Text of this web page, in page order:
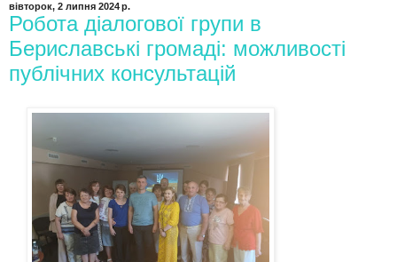
вівторок, 2 липня 2024 р.
Робота діалогової групи в
Бериславські громаді: можливості
публічних консультацій